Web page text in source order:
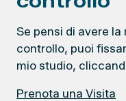
Se pensi di avere
controllo, puoi
mio studio,
Prenota una Visita